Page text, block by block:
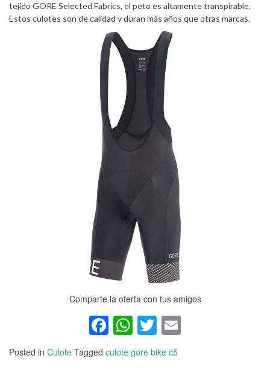
tejido GORE Selected Fabrics, el peto es altamente transpirable.
Estos culotes son de calidad y duran más años que otras marcas.
Comparte la oferta con tus amigos
Facebook
WhatsApp
Twitter
Posted in Culote Tagged culote gore bike c5